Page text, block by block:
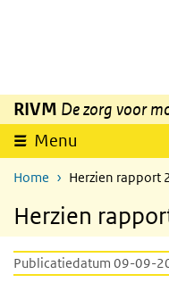
Overslaan en naar de
RIVM De zorg voor
Menu
Home Herzien rapport
Herzien
Publicatiedatum 09-09-